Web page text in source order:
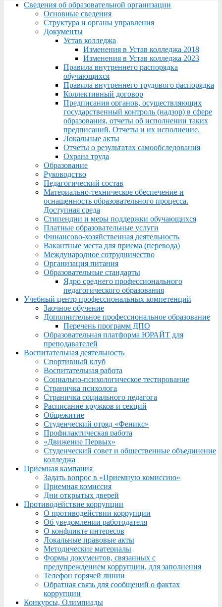
Menu
Сведения об образовательной организации
Основные сведения
Структура и органы управления
Документы
Устав колледжа
Изменения в Устав колледжа 2018
Изменения в Устав колледжа 2023
Правила внутреннего распорядка
обучающихся
Правила внутреннего трудового распорядка
Коллективный договор
Предписания органов, осуществляющих
государственный контроль (надзор) в сфере
образования, отчеты об исполнении таких
предписаний. Отчеты и их исполнение.
Локальные акты
Отчеты о результатах самообследования
Охрана труда
Образование
Руководство
Педагогический состав
Материально-техническое обеспечение и
оснащенность образовательного процесса.
Доступная среда
Стипендии и меры поддержки обучающихся
Платные образовательные услуги
Финансово-хозяйственная деятельность
Вакантные места для приема (перевода)
Международное сотрудничество
Организация питания
Образовательные стандарты
Ядро среднего профессионального
педагогического образования
Учебный центр профессиональных компетенций
Заочное обучение
Дополнительное профессиональное образование
Перечень программ ДПО
Образовательная платформа ЮРАЙТ для
преподавателей
Воспитательная деятельность
Спортивный клуб
Воспитательная работа
Социально-психологическое тестирование
Страничка психолога
Страничка социального педагога
Расписание кружков и секций
Общежитие
Студенческий отряд «Феникс»
Профилактическая работа
«Движение Первых»
Студенческий совет и общественные объединение
колледжа
Приемная кампания
Задать вопрос в «Приемную комиссию»
Приемная комиссия
Дни открытых дверей
Противодействие коррупции
О противодействии коррупции
Об уведомлении работодателя
О конфликте интересов
Локальные правовые акты
Методические материалы
Формы документов, связанных с
предупреждением коррупции, для заполнения
Телефон горячей линии
Обратная связь для сообщений о фактах
коррупции
Конкурсы, Олимпиады